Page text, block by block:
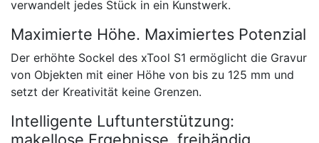
verwandelt jedes Stück in ein Kunstwerk.
Maximierte Höhe. Maximiertes Potenzial
Der erhöhte Sockel des xTool S1 ermöglicht die Gravur
von Objekten mit einer Höhe von bis zu 125 mm und
setzt der Kreativität keine Grenzen.
Intelligente Luftunterstützung: